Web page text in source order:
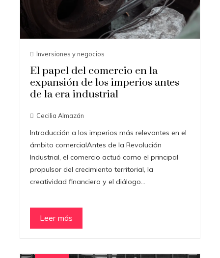
Inversiones y negocios
El papel del comercio en la
expansión de los imperios antes
de la era industrial
Cecilia Almazán
Introducción a los imperios más relevantes en el
ámbito comercialAntes de la Revolución
Industrial, el comercio actuó como el principal
propulsor del crecimiento territorial, la
creatividad financiera y el diálogo…
Leer más